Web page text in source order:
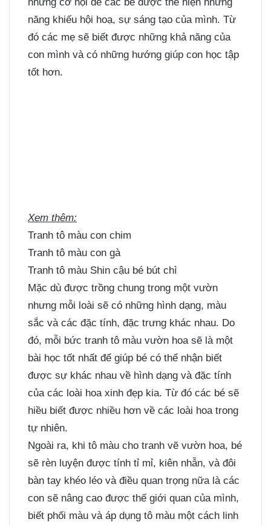
năng khiếu hội hoạ, sự sáng tạo của mình. Từ
đó các mẹ sẽ biết được những khả năng của
con mình và có những hướng giúp con học tập
tốt hơn.
Xem thêm:
Tranh tô màu con chim
Tranh tô màu con gà
Tranh tô màu Shin cậu bé bút chì
Mặc dù được trồng chung trong một vườn
nhưng mỗi loài sẽ có những hình dạng, màu
sắc và các đặc tính, đặc trưng khác nhau. Do
đó, mỗi bức tranh tô màu vườn hoa sẽ là một
bài học tốt nhất để giúp bé có thể nhận biết
được sự khác nhau về hình dạng và đặc tính
của các loài hoa xinh đẹp kia. Từ đó các bé sẽ
hiều biết được nhiều hơn về các loài hoa trong
tự nhiên.
Ngoài ra, khi tô màu cho tranh vẽ vườn hoa, bé
sẽ rèn luyện được tính tỉ mỉ, kiên nhẫn, và đôi
bàn tay khéo léo và điều quan trọng nữa là các
con sẽ nâng cao được thế giới quan của mình,
biết phối màu và áp dụng tô màu một cách linh